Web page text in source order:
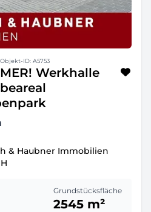
ID: A5753
Werkhalle
& Haubner Immobilien
Grundstücksfläche
2545 m²